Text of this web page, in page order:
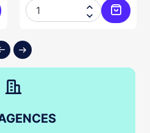
au panier

